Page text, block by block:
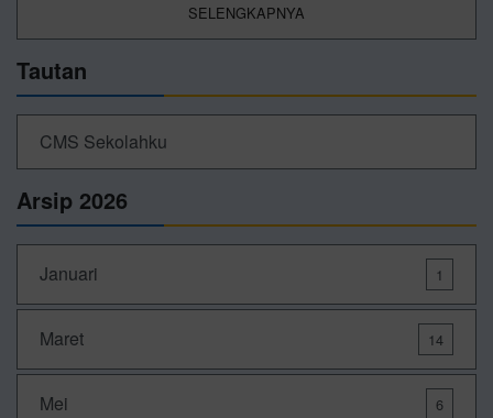
SELENGKAPNYA
Tautan
CMS Sekolahku
Arsip 2026
Januari 1
Maret 14
Mei 6